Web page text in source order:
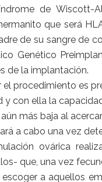
de Wiscott-
que será
de su sangre de
Genético
de la implantación.
el procedimiento es
y con ella la
más baja al
a cabo una vez
ovárica
que, una vez
a aquellos